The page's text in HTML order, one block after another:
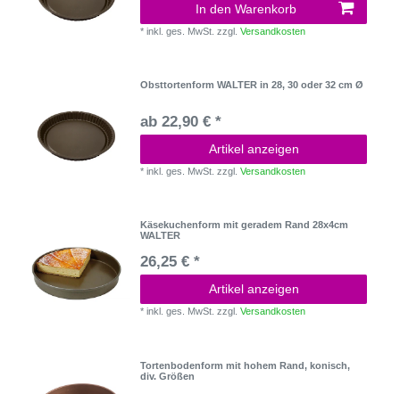
In den Warenkorb
*inkl. ges. MwSt. zzgl.Versandkosten
Obsttortenform WALTER in 28, 30 oder 32 cm Ø
ab 22,90 € *
Artikel anzeigen
*inkl. ges. MwSt. zzgl.Versandkosten
Käsekuchenform mit geradem Rand 28x4cm
WALTER
26,25 € *
Artikel anzeigen
*inkl. ges. MwSt. zzgl.Versandkosten
Tortenbodenform mit hohem Rand, konisch,
div. Größen